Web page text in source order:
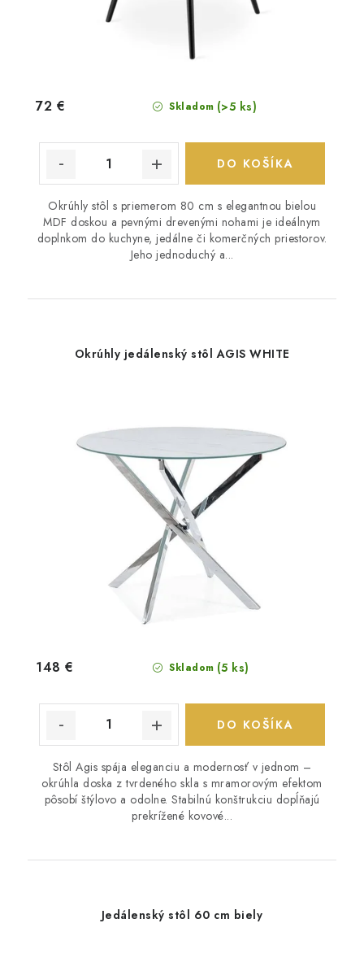
Skladom (>5 ks)
72 €
DO KOŠÍKA
Okrúhly stôl s priemerom 80 cm s elegantnou bielou
MDF doskou a pevnými drevenými nohami je ideálnym
doplnkom do kuchyne, jedálne či komerčných priestorov.
Jeho jednoduchý a...
Okrúhly jedálenský stôl AGIS WHITE
Skladom (5 ks)
148 €
DO KOŠÍKA
Stôl Agis spája eleganciu a modernosť v jednom –
okrúhla doska z tvrdeného skla s mramorovým efektom
pôsobí štýlovo a odolne. Stabilnú konštrukciu dopĺňajú
prekrížené kovové...
Jedálenský stôl 60 cm biely